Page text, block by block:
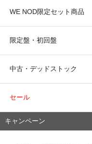
WE NOD限定セット商品
限定盤・初回盤
中古・デッドストック
セール
キャンペーン